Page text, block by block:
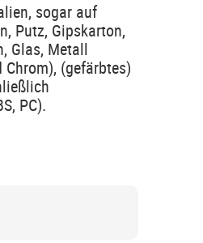
sogar auf
Putz, Gipskarton,
Glas, Metall
(gefärbtes)
PC).